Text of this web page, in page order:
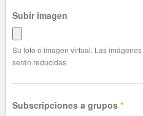
Subir imagen
Su foto o imagen virtual. Las
serán reducidas.
Subscripciones a grupos *